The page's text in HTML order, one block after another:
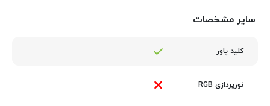
سایر مشخصات
کلید پاور
نورپردازی RGB